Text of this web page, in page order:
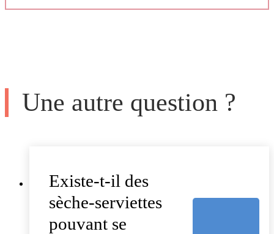
Une autre question ?
Existe-t-il des
sèche-serviettes
pouvant se